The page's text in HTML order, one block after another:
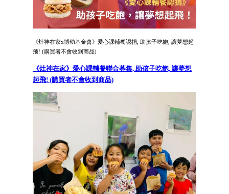
《灶神在家x博幼基金會》愛心課輔餐認捐, 助孩子吃飽, 讓夢想起
飛! (購買者不會收到商品)
《灶神在家》愛心課輔餐聯合募集, 助孩子吃飽, 讓夢想
起飛! (購買者不會收到商品)